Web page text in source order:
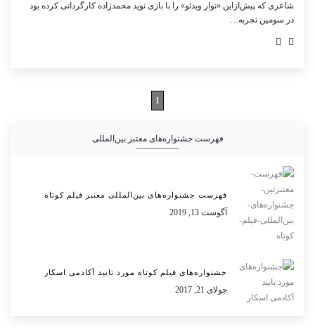
شاعری که پیش‌ازاین «نوار ویدئو» را با بازی نوید محمدزاده کارگردانی کرده بود
در سومین تجربه…
1
فهرست جشنواره‌های معتبر بین‌المللی
فهرست جشنواره‌های بین‌المللی معتبر فیلم کوتاه
آگوست 13, 2019
جشنواره‌های فیلم کوتاه مورد تایید آکادمی اسکار
جولای 21, 2017